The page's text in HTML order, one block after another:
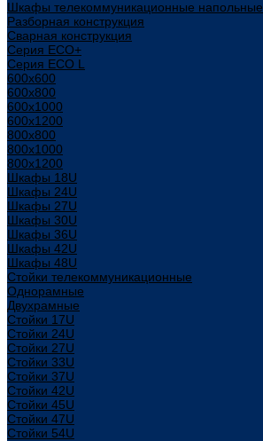
Шкафы телекоммуникационные напольные
Разборная конструкция
Сварная конструкция
Серия ECO+
Серия ECO L
600x600
600x800
600х1000
600х1200
800x800
800х1000
800х1200
Шкафы 18U
Шкафы 24U
Шкафы 27U
Шкафы 30U
Шкафы 36U
Шкафы 42U
Шкафы 48U
Стойки телекоммуникационные
Однорамные
Двухрамные
Стойки 17U
Стойки 24U
Стойки 27U
Стойки 33U
Стойки 37U
Стойки 42U
Стойки 45U
Стойки 47U
Стойки 54U